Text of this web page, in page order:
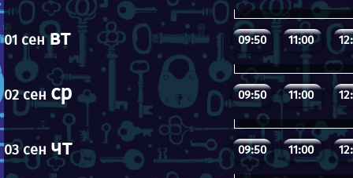
01 сенвт 09:50 11:00
02 сен ср 09:50 11:00
03 сен чт 09:50 11:00